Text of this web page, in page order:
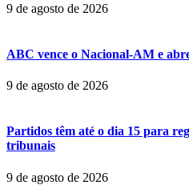
9 de agosto de 2026
ABC vence o Nacional-AM e
9 de agosto de 2026
Partidos têm até o dia 15 para
tribunais
9 de agosto de 2026